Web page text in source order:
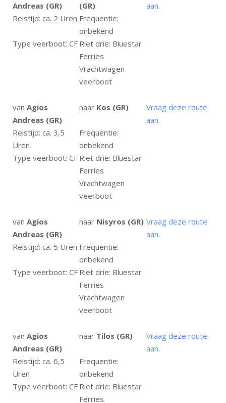
Andreas (GR)
(GR)
aan.
Reistijd: ca. 2 Uren Frequentie:
onbekend
Type veerboot: CF Riet drie: Bluestar
Ferries
Vrachtwagen
veerboot
van Agios
Andreas (GR)
naar Kos (GR)
Vraag deze route
aan.
Reistijd: ca. 3,5
Uren
Frequentie:
onbekend
Type veerboot: CF Riet drie: Bluestar
Ferries
Vrachtwagen
veerboot
van Agios
Andreas (GR)
naar Nisyros (GR) Vraag deze route
aan.
Reistijd: ca. 5 Uren Frequentie:
onbekend
Type veerboot: CF Riet drie: Bluestar
Ferries
Vrachtwagen
veerboot
van Agios
Andreas (GR)
naar Tilos (GR)
Vraag deze route
aan.
Reistijd: ca. 6,5
Uren
Frequentie:
onbekend
Type veerboot: CF Riet drie: Bluestar
Ferries